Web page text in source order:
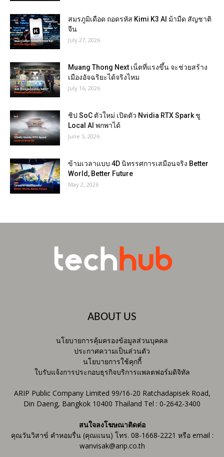
สมรภูมิเดือด ถอดรหัส Kimi K3 AI ม้ามืด สัญชาติ
จีน
July 27, 2026
Muang Thong Next เน็ตที่แรงขึ้น จะช่วยสร้าง
เมืองอัจฉริยะได้จริงไหม
July 16, 2026
ชิป SoC ตัวใหม่ เปิดตัว Nvidia RTX Spark ชู
Local AI พกพาได้
June 5, 2026
ข้ามเวลาแบบ 4D นิทรรศการเสมือนจริง Better
World, Better Future
May 2, 2026
ABOUT US
นโยบายการคุ้มครองข้อมูลส่วนบุคคล
ประกาศความเป็นส่วนตัว
นโยบายการใช้คุกกี้
ใบรับแจ้งการประกอบธุรกิจบริการแพลตฟอร์มดิจิทัล
ARIP Public Company Limited 99/16-20 Ratchadapisek Road,
Din Daeng, Bangkok 10400 Thailand Tel : 0-2642-3400
สนใจลงโฆษณาติดต่อ
คุณวันวิสาข์ คำหอมรื่น (คุณแนน) โทร. 08-1668-2221 หรือ email :
wanvisak@arip.co.th